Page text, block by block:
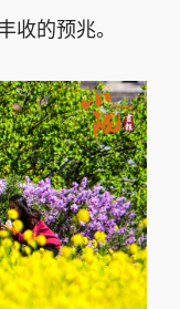
收的预兆。